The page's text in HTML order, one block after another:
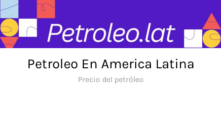
Skip
to
content
Petroleo En America Latina
Precio del petróleo